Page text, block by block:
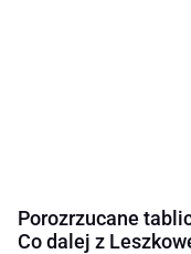
Porozrzucane
Co dalej z